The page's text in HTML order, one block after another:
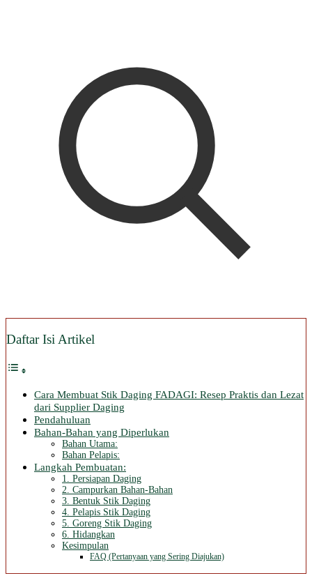
Daftar Isi Artikel
Cara Membuat Stik Daging FADAGI: Resep Praktis dan Lezat
dari Supplier Daging
Pendahuluan
Bahan-Bahan yang Diperlukan
Bahan Utama:
Bahan Pelapis:
Langkah Pembuatan:
1. Persiapan Daging
2. Campurkan Bahan-Bahan
3. Bentuk Stik Daging
4. Pelapis Stik Daging
5. Goreng Stik Daging
6. Hidangkan
Kesimpulan
FAQ (Pertanyaan yang Sering Diajukan)